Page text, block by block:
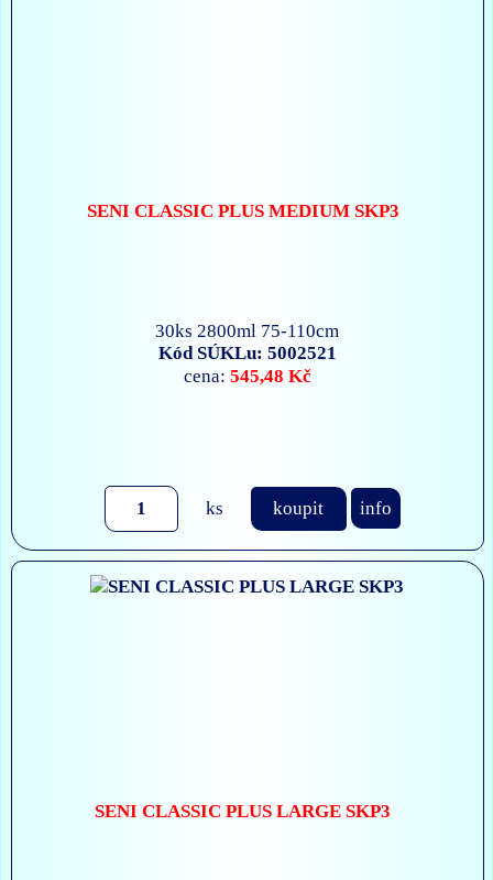
SENI CLASSIC PLUS MEDIUM SKP3
30ks 2800ml 75-110cm
Kód SÚKLu: 5002521
cena: 545,48 Kč
ks koupit info
SENI CLASSIC PLUS LARGE SKP3